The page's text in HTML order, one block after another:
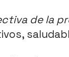
de la